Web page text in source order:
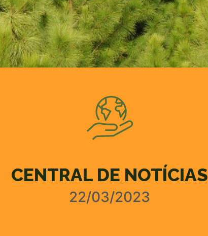
CENTRAL DE NOTÍCIAS
22/03/2023